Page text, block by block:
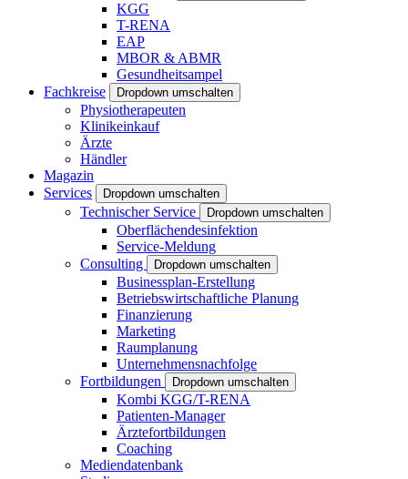
KGG
T-RENA
EAP
MBOR & ABMR
Gesundheitsampel
Fachkreise
Dropdown umschalten
Physiotherapeuten
Klinikeinkauf
Ärzte
Händler
Magazin
Services
Dropdown umschalten
Technischer Service Dropdown umschalten
Oberflächendesinfektion
Service-Meldung
Consulting
Dropdown umschalten
Businessplan-Erstellung
Betriebswirtschaftliche Planung
Finanzierung
Marketing
Raumplanung
Unternehmensnachfolge
Fortbildungen
Dropdown umschalten
Kombi KGG/T-RENA
Patienten-Manager
Ärztefortbildungen
Coaching
Mediendatenbank